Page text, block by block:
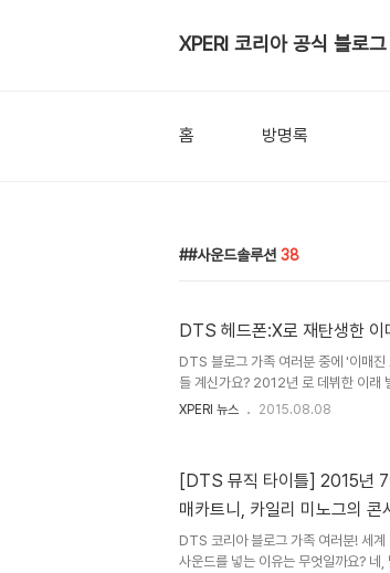
XPERI 코리아 공식 블로그
홈 방명록
#사운드솔루션 38
DTS 헤드폰:X로 재탄생한 이
DTS 블로그 가족 여러분 중에 '이매
들 계신가요? 2012년 로 데뷔한 이래
하며 스타덤에 오른 이 밴드는 우리나
^^ ▲ 이매진 드래곤스 인터뷰 DTS
일렉트로닉, 힙합, 포크 등 다양한 장르
XPERI 뉴스 2015.08.08
[DTS 뮤직 타이틀] 2015년
매카트니, 카일리 미노그의 콘
DTS 코리아 블로그 가족 여러분! 세
사운드를 넣는 이유는 무엇일까요? 네